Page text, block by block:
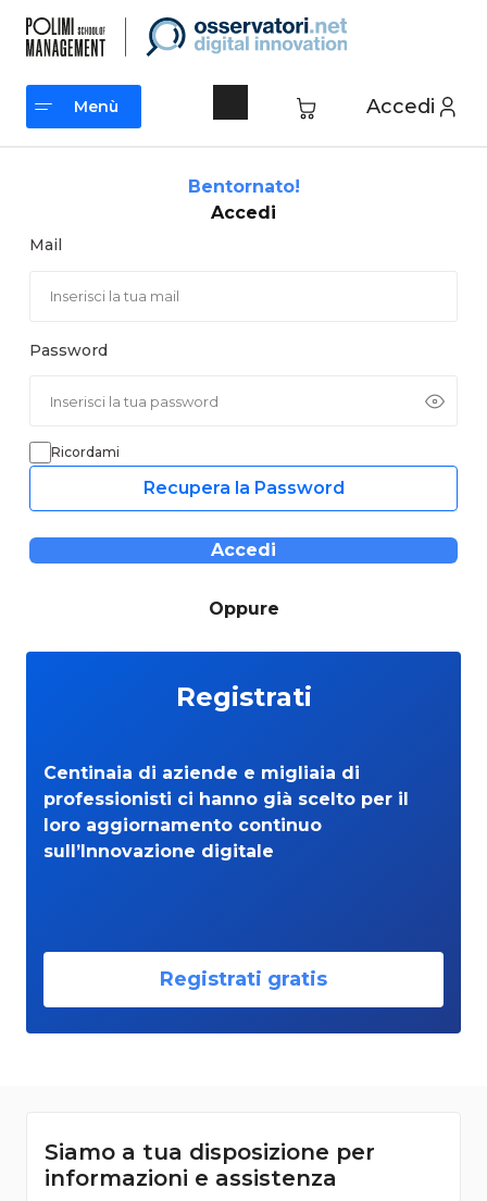
contenuto
Accedi
Menù
Bentornato!
Accedi
Mail
Password
Ricordami
Recupera la Password
Accedi
Oppure
Registrati
Centinaia di aziende e migliaia di
professionisti ci hanno già scelto per il
loro aggiornamento continuo
sull’Innovazione digitale
Registrati gratis
Siamo a tua disposizione per
informazioni e assistenza